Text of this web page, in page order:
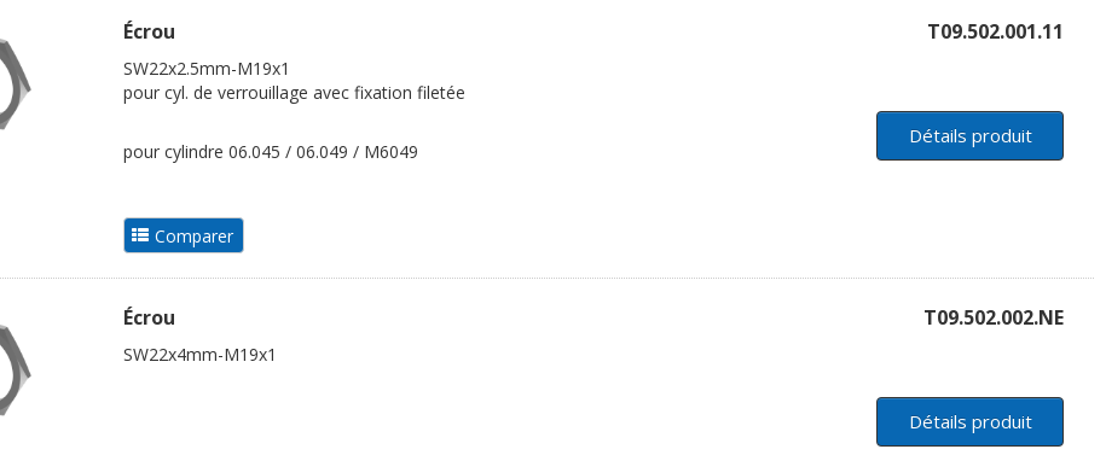
Écrou T09.502.001.11
SW22x2.5mm-M19x1
pour cyl. de verrouillage avec fixation filetée
pour cylindre 06.045 / 06.049 / M6049
Détails produit
Écrou T09.502.002.NE
SW22x4mm-M19x1
Détails produit